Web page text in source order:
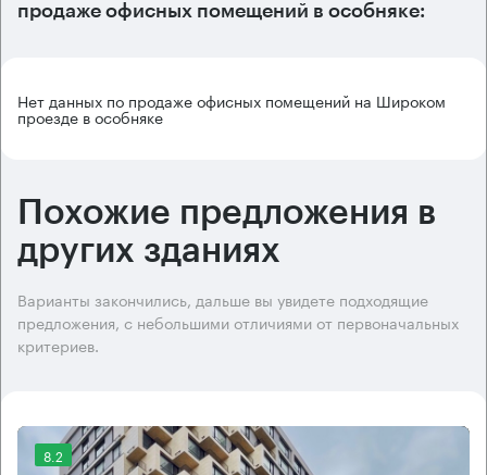
продаже офисных помещений в особняке:
Нет данных по продаже офисных помещений на Широком
проезде в особняке
Похожие предложения в
других зданиях
Варианты закончились, дальше вы увидете подходящие
предложения, с небольшими отличиями от первоначальных
критериев.
8.2